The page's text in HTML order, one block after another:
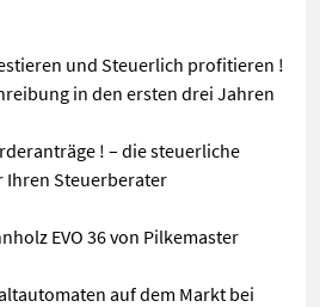
und Steuerlich profitieren !
in den ersten drei Jahren
! – die steuerliche
Ihren Steuerberater
EVO 36 von Pilkemaster
auf dem Markt bei